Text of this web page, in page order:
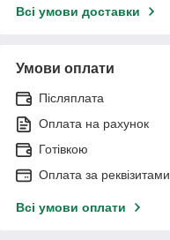
Всі умови доставки
Умови оплати
Післяплата
Оплата на рахунок
Готівкою
Оплата за реквізитами
Всі умови оплати